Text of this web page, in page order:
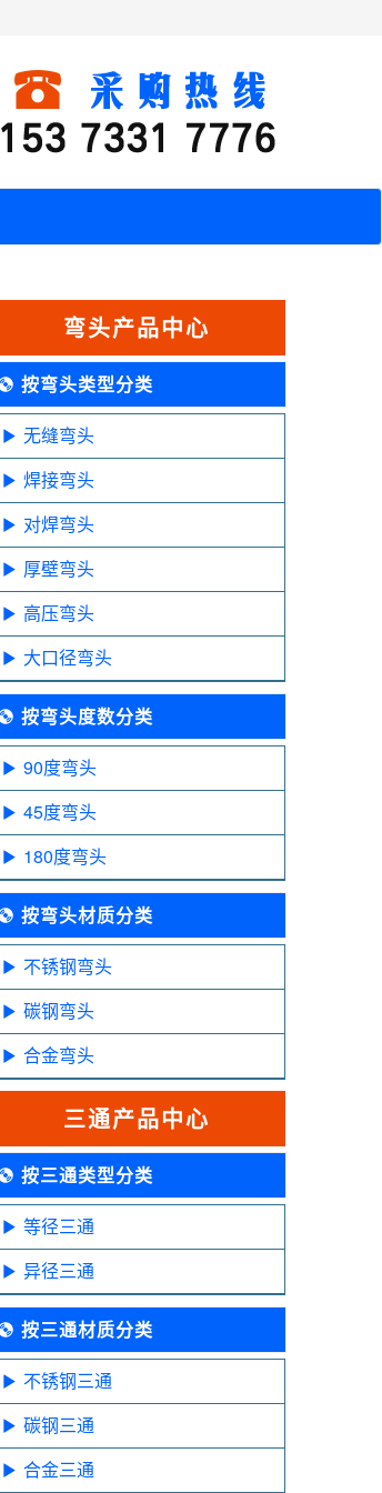
弯头产品中心
按弯头类型分类
无缝弯头
焊接弯头
对焊弯头
厚壁弯头
高压弯头
大口径弯头
按弯头度数分类
90度弯头
45度弯头
180度弯头
按弯头材质分类
不锈钢弯头
碳钢弯头
合金弯头
三通产品中心
按三通类型分类
等径三通
异径三通
按三通材质分类
不锈钢三通
碳钢三通
合金三通